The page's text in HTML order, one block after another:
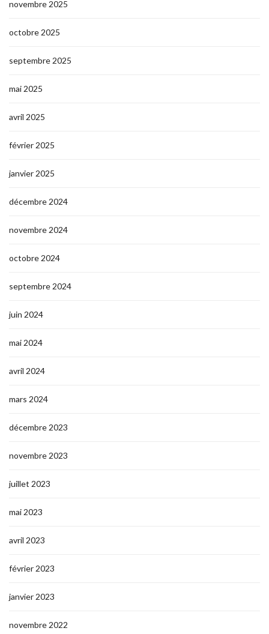
novembre 2025
octobre 2025
septembre 2025
mai 2025
avril 2025
février 2025
janvier 2025
décembre 2024
novembre 2024
octobre 2024
septembre 2024
juin 2024
mai 2024
avril 2024
mars 2024
décembre 2023
novembre 2023
juillet 2023
mai 2023
avril 2023
février 2023
janvier 2023
novembre 2022